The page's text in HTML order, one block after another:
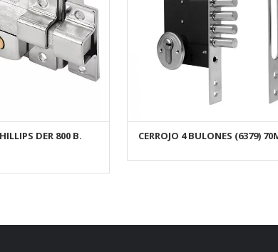
AL CARRITODER 800 B.
AÑADIR AL CARRITO
CERROJO 4 BULONES (6379)